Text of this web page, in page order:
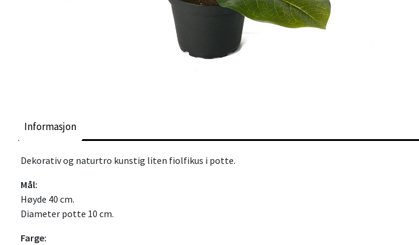
Informasjon
Dekorativ og naturtro kunstig liten fiolfikus i potte.
Mål:
Høyde 40 cm.
Diameter potte 10 cm.
Farge: